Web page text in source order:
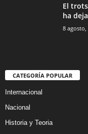
El
ha
8 agosto,
CATEGORÍA POPULAR
Internacional
Nacional
Historia y Teoria